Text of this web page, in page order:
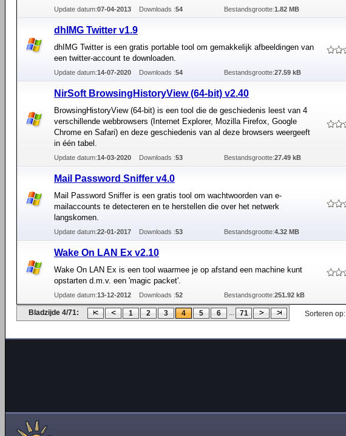
Update datum:07-04-2013 Downloads :54 Bestandsgrootte:1.82 MB
dhIMG Twitter v1.9
dhIMG Twitter is een gratis portable tool om gemakkelijk afbeeldingen van
een twitter-account te downloaden.
Update datum:14-07-2020 Downloads :54 Bestandsgrootte:27.59 kB
NirSoft BrowsingHistoryView (64-bit) v2.40
BrowsingHistoryView (64-bit) is een tool die de geschiedenis leest van 4
verschillende webbrowsers (Internet Explorer, Mozilla Firefox, Google
Chrome en Safari) en deze geschiedenis van al deze browsers weergeeft
in één tabel.
Update datum:14-03-2020 Downloads :53 Bestandsgrootte:27.49 kB
Mail Password Sniffer v4.0
Mail Password Sniffer is een gratis tool om wachtwoorden van e-
mailaccounts te detecteren en te herstellen die over het netwerk
langskomen.
Update datum:22-01-2017 Downloads :53 Bestandsgrootte:4.32 MB
Wake On LAN Ex v2.10
Wake On LAN Ex is een tool waarmee je op afstand een machine kunt
opstarten d.m.v. een 'magic packet'.
Update datum:13-12-2012 Downloads :52 Bestandsgrootte:251.92 kB
Bladzijde 4/71: 1 2 3 4 5 6 ... 71 Sorteren op: